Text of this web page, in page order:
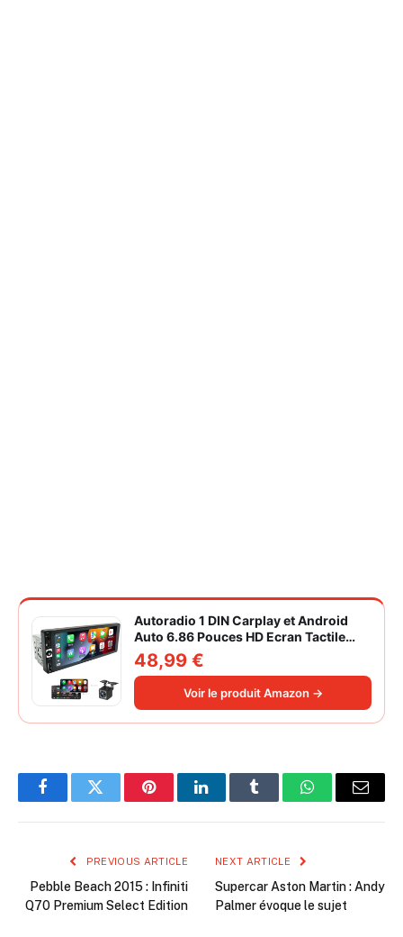
Autoradio 1 DIN Carplay et Android
Auto 6.86 Pouces HD Ecran Tactile
Poste Radio Voiture Soutien Lien
Miroir iOS/Android/Radio FM/USB/EQ
Autoradio Bluetooth Caméra de Recul
48,99 €
Voir le produit Amazon →
FacebookTwitter PinterestLinkedInTumblr WhatsAppEmail
PREVIOUS ARTICLE
Pebble Beach 2015 : Infiniti
Q70 Premium Select Edition
NEXT ARTICLE
Supercar Aston Martin : Andy
Palmer évoque le sujet